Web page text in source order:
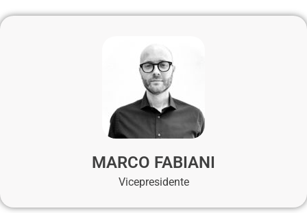
MARCO FABIANI
Vicepresidente